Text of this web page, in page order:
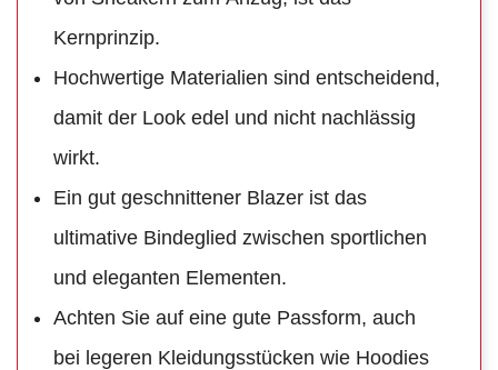
Kernprinzip.
Hochwertige Materialien sind entscheidend,
damit der Look edel und nicht nachlässig
wirkt.
Ein gut geschnittener Blazer ist das
ultimative Bindeglied zwischen sportlichen
und eleganten Elementen.
Achten Sie auf eine gute Passform, auch
bei legeren Kleidungsstücken wie Hoodies